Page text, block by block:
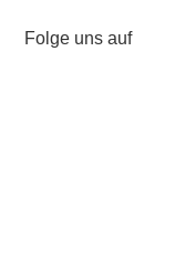
Folge uns auf